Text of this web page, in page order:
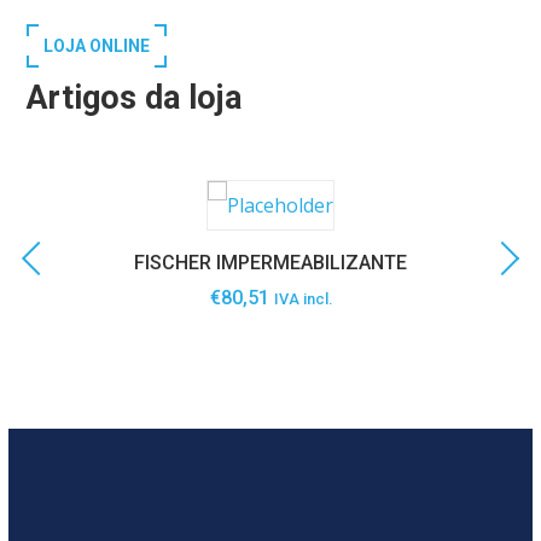
LOJA ONLINE
Artigos da loja
FISCHER IMPERMEABILIZANTE
€80,51 IVA incl.
SABER MAIS